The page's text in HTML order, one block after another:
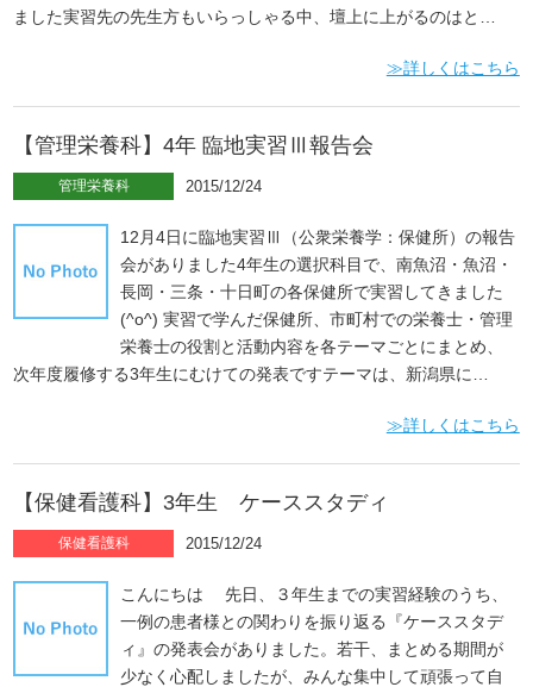
ました実習先の先生方もいらっしゃる中、壇上に上がるのはと…
≫詳しくはこちら
【管理栄養科】4年 臨地実習Ⅲ報告会
管理栄養科 2015/12/24
12月4日に臨地実習Ⅲ（公衆栄養学：保健所）の報告
会がありました4年生の選択科目で、南魚沼・魚沼・
長岡・三条・十日町の各保健所で実習してきました
(^o^) 実習で学んだ保健所、市町村での栄養士・管理
栄養士の役割と活動内容を各テーマごとにまとめ、
次年度履修する3年生にむけての発表ですテーマは、新潟県に…
≫詳しくはこちら
【保健看護科】3年生 ケーススタディ
保健看護科 2015/12/24
こんにちは 先日、３年生までの実習経験のうち、
一例の患者様との関わりを振り返る『ケーススタデ
ィ』の発表会がありました。若干、まとめる期間が
少なく心配しましたが、みんな集中して頑張って自